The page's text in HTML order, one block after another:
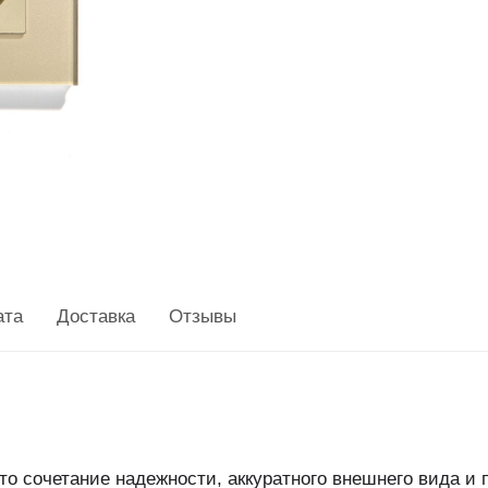
Доставка Отзывы
сочетание надежности, аккуратного внешнего вида и